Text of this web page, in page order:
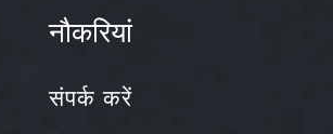
नौकरियां
संपर्क करें